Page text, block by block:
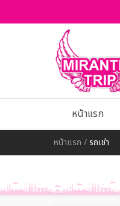
หน้าแรก
หน้าแรก /รถเช่า